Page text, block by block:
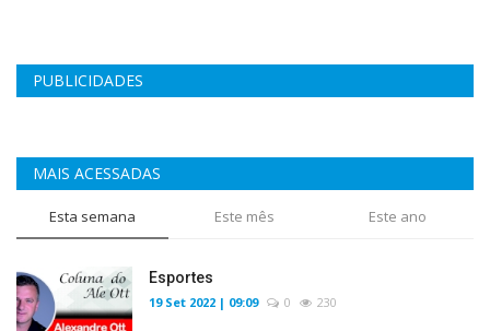
PUBLICIDADES
MAIS ACESSADAS
Esta semana Este mês Este ano
Esportes
19 Set 2022 | 09:09 0 230